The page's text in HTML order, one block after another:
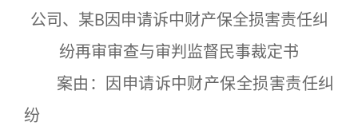
公司、某B因申请诉中财产保全损害责任纠
纷再审审查与审判监督民事裁定书
案由：因申请诉中财产保全损害责任纠
纷